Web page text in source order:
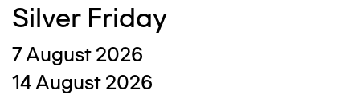
Silver Friday
7 August 2026
14 August 2026